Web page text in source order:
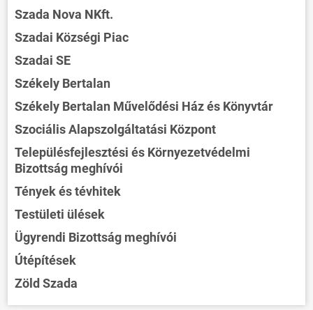
Szada Nova NKft.
Szadai Községi Piac
Szadai SE
Székely Bertalan
Székely Bertalan Művelődési Ház és Könyvtár
Szociális Alapszolgáltatási Központ
Településfejlesztési és Környezetvédelmi
Bizottság meghívói
Tények és tévhitek
Testületi ülések
Ügyrendi Bizottság meghívói
Útépítések
Zöld Szada